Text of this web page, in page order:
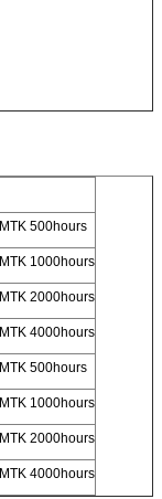
MTK 500hours
MTK 1000hours
MTK 2000hours
MTK 4000hours
MTK 500hours
MTK 1000hours
MTK 2000hours
MTK 4000hours